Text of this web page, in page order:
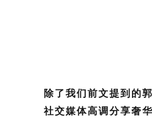
除了我们前文提到的
社交媒体高调分享奢